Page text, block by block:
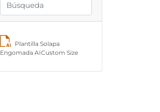
Plantilla Solapa
Engomada AICustom Size